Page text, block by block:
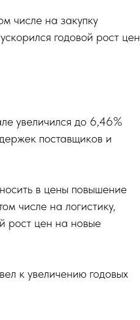
числе на закупку
годовой рост цен
увеличился до 6,46%
поставщиков и
в цены повышение
числе на логистику,
рост цен на новые
к увеличению годовых